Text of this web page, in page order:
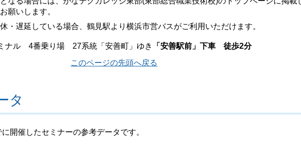
願いします。
・遅延している場合、鶴見駅より横浜市営バスがご利用いただけます。
ナル 4番乗り場 27系統「安善町」ゆき 「安善駅前」下車 徒歩2分
このページの先頭へ戻る
タ
開催したセミナーの参考データです。